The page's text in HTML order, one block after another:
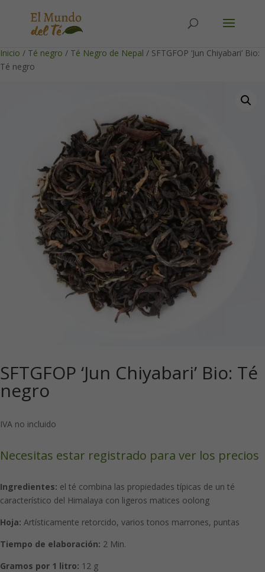
Inicio / Té negro / Té Negro de Nepal / SFTGFOP ‘Jun Chiyabari’ Bio:
Té negro
SFTGFOP ‘Jun Chiyabari’ Bio: Té
negro
IVA no incluido
Necesitas estar registrado para ver los precios
Ingredientes: el té combina las propiedades típicas de un té
característico del Himalaya con ligeros matices oolong
Hoja: Artísticamente retorcido, varios tonos marrones, puntas
Tiempo de elaboración: 2 Min.
Gramos por 1 litro: 12 g